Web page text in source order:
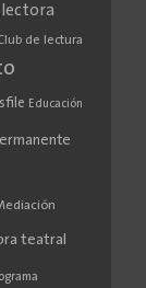
de lectura
Educación
teatral